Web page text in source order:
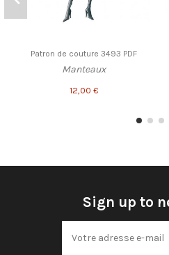
Patron de couture 3493 PDF
Manteaux
12,00 €
Sign up to